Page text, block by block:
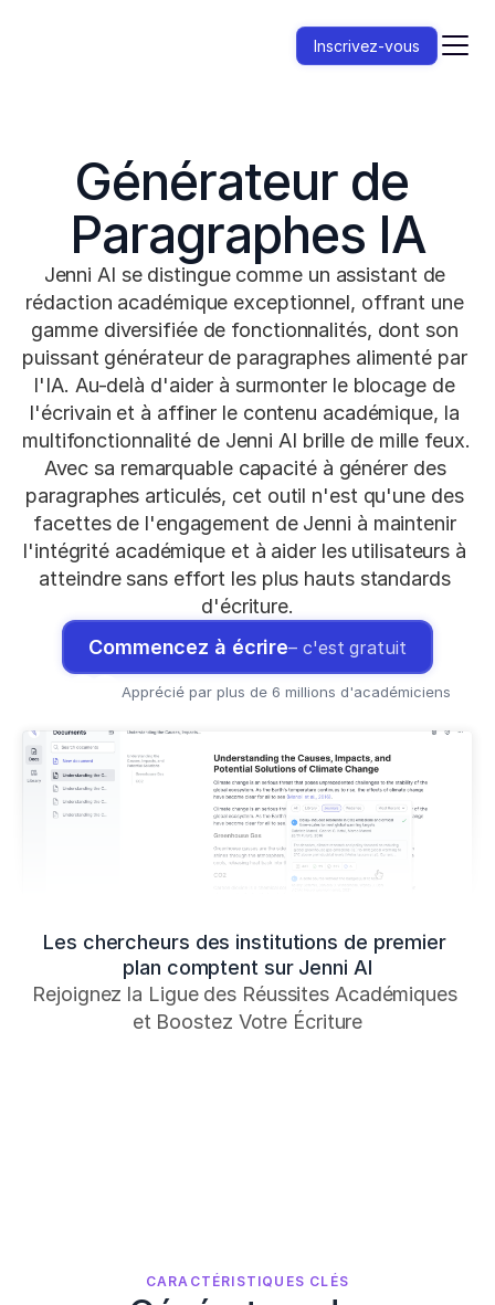
Générateur de
Paragraphes IA
Jenni AI se distingue comme un assistant de
rédaction académique exceptionnel, offrant une
gamme diversifiée de fonctionnalités, dont son
puissant générateur de paragraphes alimenté par
l'IA. Au-delà d'aider à surmonter le blocage de
l'écrivain et à affiner le contenu académique, la
multifonctionnalité de Jenni AI brille de mille feux.
Avec sa remarquable capacité à générer des
paragraphes articulés, cet outil n'est qu'une des
facettes de l'engagement de Jenni à maintenir
l'intégrité académique et à aider les utilisateurs à
atteindre sans effort les plus hauts standards
d'écriture.
Commencez à écrire– c'est gratuit
Apprécié par plus de 6 millions d'académiciens
Les chercheurs des institutions de premier
plan comptent sur Jenni AI
Rejoignez la Ligue des Réussites Académiques
et Boostez Votre Écriture
CARACTÉRISTIQUES CLÉS
Inscrivez-vous